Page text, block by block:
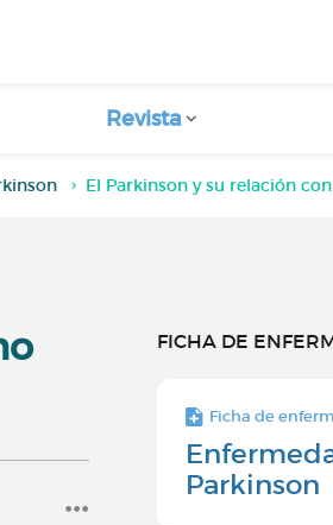
Revista
El Parkinson y su relación
FICHA DE
Ficha de
Parkinson